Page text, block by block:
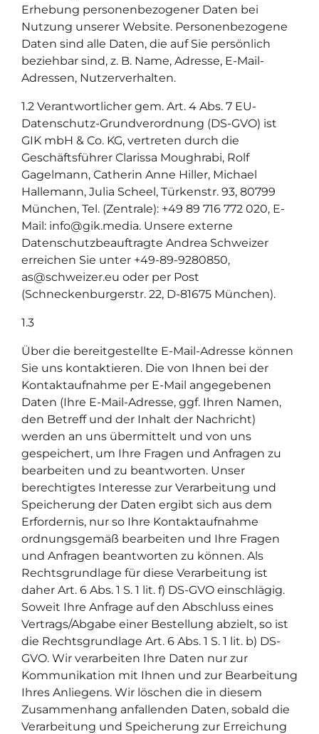
Erhebung personenbezogener Daten bei
Nutzung unserer Website. Personenbezogene
Daten sind alle Daten, die auf Sie persönlich
beziehbar sind, z. B. Name, Adresse, E-Mail-
Adressen, Nutzerverhalten.
1.2 Verantwortlicher gem. Art. 4 Abs. 7 EU-
Datenschutz-Grundverordnung (DS-GVO) ist
GIK mbH & Co. KG, vertreten durch die
Geschäftsführer Clarissa Moughrabi, Rolf
Gagelmann, Catherin Anne Hiller, Michael
Hallemann, Julia Scheel, Türkenstr. 93, 80799
München, Tel. (Zentrale): +49 89 716 772 020, E-
Mail: info@gik.media. Unsere externe
Datenschutzbeauftragte Andrea Schweizer
erreichen Sie unter +49-89-9280850,
as@schweizer.eu oder per Post
(Schneckenburgerstr. 22, D-81675 München).
1.3
Über die bereitgestellte E-Mail-Adresse können
Sie uns kontaktieren. Die von Ihnen bei der
Kontaktaufnahme per E-Mail angegebenen
Daten (Ihre E-Mail-Adresse, ggf. Ihren Namen,
den Betreff und der Inhalt der Nachricht)
werden an uns übermittelt und von uns
gespeichert, um Ihre Fragen und Anfragen zu
bearbeiten und zu beantworten. Unser
berechtigtes Interesse zur Verarbeitung und
Speicherung der Daten ergibt sich aus dem
Erfordernis, nur so Ihre Kontaktaufnahme
ordnungsgemäß bearbeiten und Ihre Fragen
und Anfragen beantworten zu können. Als
Rechtsgrundlage für diese Verarbeitung ist
daher Art. 6 Abs. 1 S. 1 lit. f) DS-GVO einschlägig.
Soweit Ihre Anfrage auf den Abschluss eines
Vertrags/Abgabe einer Bestellung abzielt, so ist
die Rechtsgrundlage Art. 6 Abs. 1 S. 1 lit. b) DS-
GVO. Wir verarbeiten Ihre Daten nur zur
Kommunikation mit Ihnen und zur Bearbeitung
Ihres Anliegens. Wir löschen die in diesem
Zusammenhang anfallenden Daten, sobald die
Verarbeitung und Speicherung zur Erreichung